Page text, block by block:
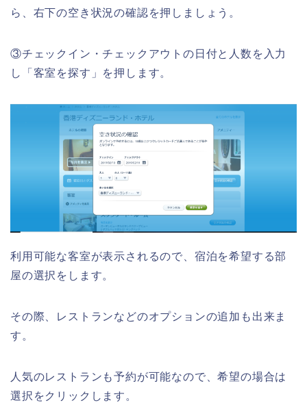
ら、右下の空き状況の確認を押しましょう。
③チェックイン・チェックアウトの日付と人数を入力
し「客室を探す」を押します。
利用可能な客室が表示されるので、宿泊を希望する部
屋の選択をします。
その際、レストランなどのオプションの追加も出来ま
す。
人気のレストランも予約が可能なので、希望の場合は
選択をクリックします。